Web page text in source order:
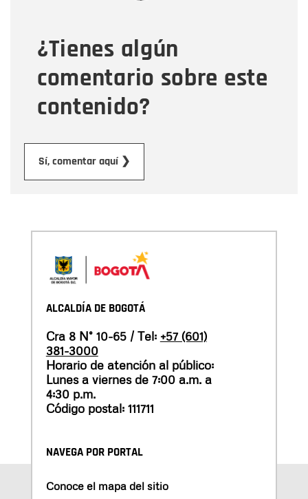
¿Tienes algún
comentario sobre este
contenido?
Sí, comentar aquí ❯
Mensaje
ALCALDÍA DE BOGOTÁ
Cra 8 N° 10-65 / Tel: +57 (601)
381-3000
Horario de atención al público:
Lunes a viernes de 7:00 a.m. a
4:30 p.m.
Código postal: 111711
NAVEGA POR PORTAL
Conoce el mapa del sitio